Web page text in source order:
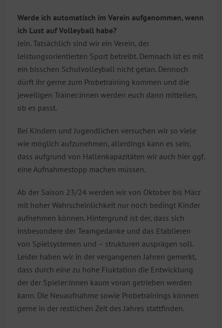
Werde ich automatisch im Verein aufgenommen, wenn
ich Lust auf Volleyball habe?
Jein. Tatsächlich sind wir ein Verein, der
leistungsorientierten Sport betreibt. Demnach ist es mit
ein bisschen Schulvolleyball nicht getan. Dennoch
dürft ihr gerne zum Probetraining kommen und die
jeweiligen Trainer:innen werden euch dann mitteilen,
ob es passt.
Bei Kindern und Jugendlichen versuchen wir so viele
wie möglich aufzunehmen, allerdings kann es sein,
dass aufgrund von Hallenkapazitäten wir auch hier ggf.
eine Aufnahmestopp machen müssen.
Ab der Saison 23/24 werden wir von Oktober bis März
mit hoher Wahrscheinlichkeit nur noch bedingt Kinder
aufnehmen können. Hintergrund ist der, dass sich
insbesondere der Teamgedanke und das Etablieren
von Spielsystemen und – strukturen ausprägen soll.
Leider haben wir in der vergangenen Jahren gemerkt,
dass durch eine zu hohe Fluktation die Entwicklung
der der Spieler:innen kaum voran getrieben werden
kann. Die Neuaufnahme sowie Probetrainings können
gerne in der restlichen Zeit des Jahres stattfinden.